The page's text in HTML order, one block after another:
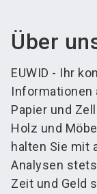
Über
EUWID - Ihr
Informationen
Papier und
Holz und
halten Sie mit
Analysen
Zeit und Geld